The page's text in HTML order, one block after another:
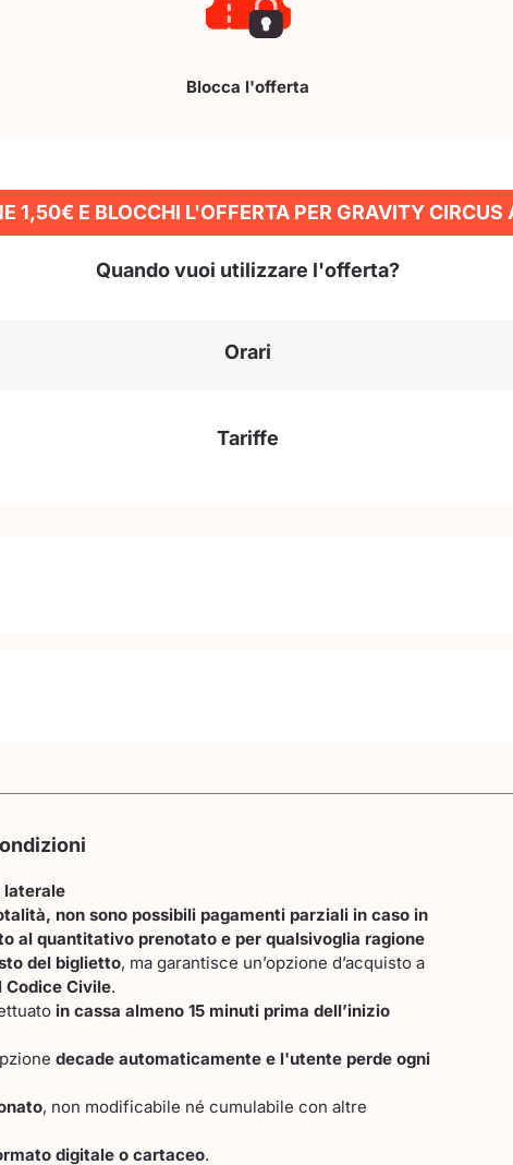
Blocca l'offerta
1,50€ E BLOCCHI L'OFFERTA PER GRAVITY CIRCUS
Quando vuoi utilizzare l'offerta?
Orari
Tariffe
laterale
non sono possibili pagamenti parziali in caso in
al quantitativo prenotato e per qualsivoglia ragione
del biglietto, ma garantisce un’opzione d’acquisto a
Codice Civile.
in cassa almeno 15 minuti prima dell’inizio
decade automaticamente e l'utente perde ogni
, non modificabile né cumulabile con altre
digitale o cartaceo.